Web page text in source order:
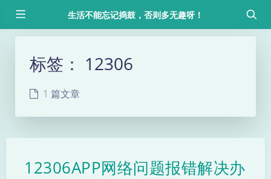
生活不能忘记捣鼓，否则多无趣呀！
标签： 12306
1 篇文章
12306APP网络问题报错解决办